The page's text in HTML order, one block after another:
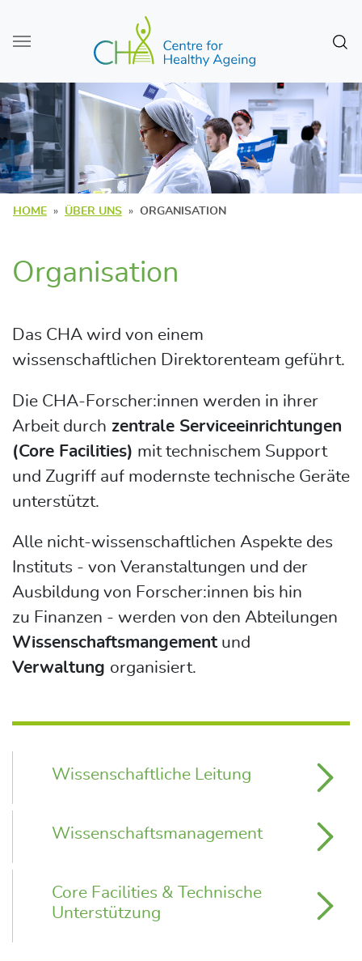
Zum Seiteninhalt
HOME ÜBER UNS ORGANISATION
Organisation
Das CHA wird von einem
wissenschaftlichen Direktorenteam geführt.
Die CHA-Forscher:innen werden in ihrer
Arbeit durch zentrale Serviceeinrichtungen
(Core Facilities) mit technischem Support
und Zugriff auf modernste technische Geräte
unterstützt.
Alle nicht-wissenschaftlichen Aspekte des
Instituts - von Veranstaltungen und der
Ausbildung von Forscher:innen bis hin
zu Finanzen - werden von den Abteilungen
Wissenschaftsmangementund
Verwaltung organisiert.
Wissenschaftliche Leitung
Wissenschaftsmanagement
Core Facilities & Technische
Unterstützung